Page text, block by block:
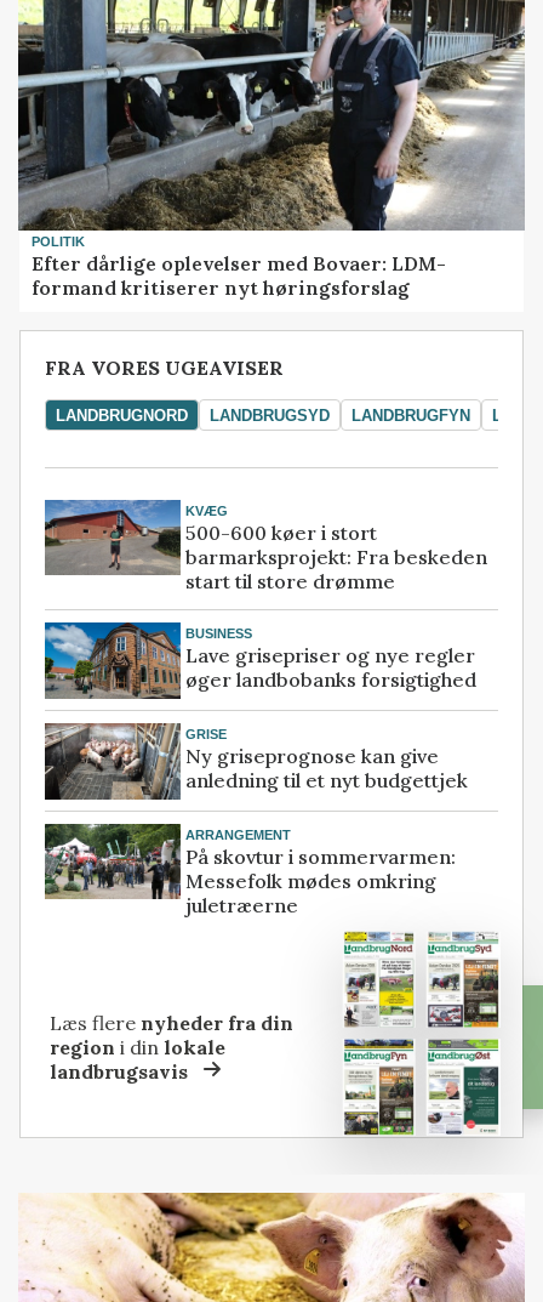
POLITIK
Efter dårlige oplevelser med Bovaer: LDM-
formand kritiserer nyt høringsforslag
FRA VORES UGEAVISER
LANDBRUGNORD LANDBRUGSYD LANDBRUGFYN
KVÆG
500-600 køer i stort
barmarksprojekt: Fra beskeden
start til store drømme
BUSINESS
Lave grisepriser og nye regler
øger landbobanks forsigtighed
GRISE
Ny griseprognose kan give
anledning til et nyt budgettjek
ARRANGEMENT
På skovtur i sommervarmen:
Messefolk mødes omkring
juletræerne
Læs flere nyheder fra din
region i dinlokale
landbrugsavis